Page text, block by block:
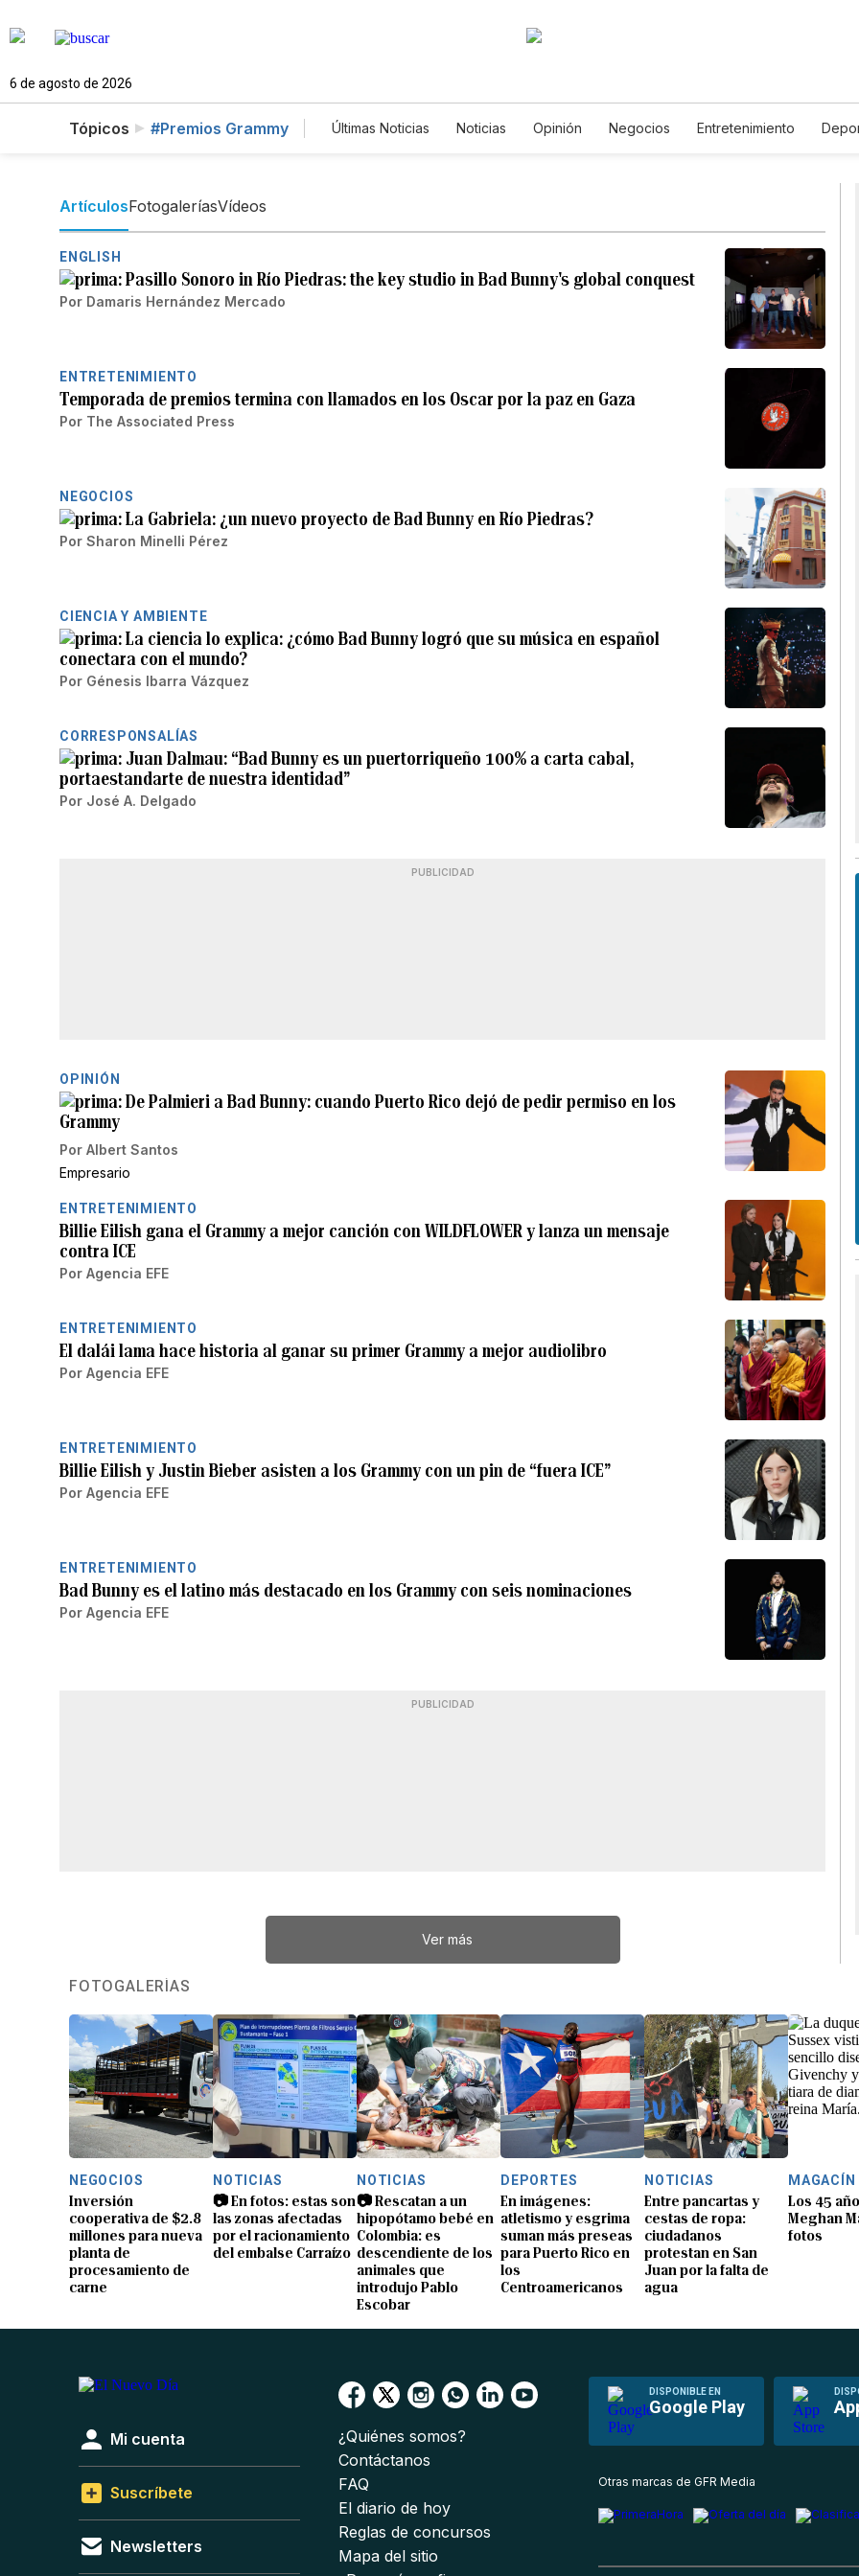
6 de agosto de 2026
Tópicos #Premios Grammy Últimas Noticias Noticias Opinión Negocios Entretenimiento
ArtículosFotogaleríasVídeos
ENGLISH
Pasillo Sonoro in Río Piedras: the key studio in Bad Bunny's global conquest
Por Damaris Hernández Mercado
ENTRETENIMIENTO
Temporada de premios termina con llamados en los Oscar por la paz en Gaza
Por The Associated Press
NEGOCIOS
La Gabriela: ¿un nuevo proyecto de Bad Bunny en Río Piedras?
Por Sharon Minelli Pérez
CIENCIA Y AMBIENTE
La ciencia lo explica: ¿cómo Bad Bunny logró que su música en español
conectara con el mundo?
Por Génesis Ibarra Vázquez
CORRESPONSALÍAS
Juan Dalmau: “Bad Bunny es un puertorriqueño 100% a carta cabal,
portaestandarte de nuestra identidad”
Por José A. Delgado
PUBLICIDAD
OPINIÓN
De Palmieri a Bad Bunny: cuando Puerto Rico dejó de pedir permiso en los
Grammy
Por Albert Santos
Empresario
ENTRETENIMIENTO
Billie Eilish gana el Grammy a mejor canción con WILDFLOWER y lanza un mensaje
contra ICE
Por Agencia EFE
ENTRETENIMIENTO
El dalái lama hace historia al ganar su primer Grammy a mejor audiolibro
Por Agencia EFE
ENTRETENIMIENTO
Billie Eilish y Justin Bieber asisten a los Grammy con un pin de “fuera ICE”
Por Agencia EFE
ENTRETENIMIENTO
Bad Bunny es el latino más destacado en los Grammy con seis nominaciones
Por Agencia EFE
PUBLICIDAD
Ver más
FOTOGALERÍAS
NEGOCIOS
Inversión
cooperativa de $2.8
millones para nueva
planta de
procesamiento de
carne
NOTICIAS
📷 En fotos: estas son
las zonas afectadas
por el racionamiento
del embalse Carraízo
NOTICIAS
📷 Rescatan a un
hipopótamo bebé en
Colombia: es
descendiente de los
animales que
introdujo Pablo
Escobar
DEPORTES
En imágenes:
atletismo y esgrima
suman más preseas
para Puerto Rico en
los
Centroamericanos
NOTICIAS
Entre pancartas y
cestas de ropa:
ciudadanos
protestan en San
Juan por la falta de
agua
MAGACÍN
Los 45
Meghan
fotos
DISPONIBLE EN
Google Play
Mi cuenta
Suscríbete
Newsletters
¿Quiénes somos?
Contáctanos
FAQ
El diario de hoy
Reglas de concursos
Mapa del sitio
Otras marcas de GFR Media